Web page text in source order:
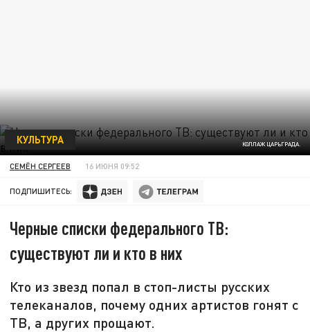
КОЛЛАЖ ЦАРЬГРАДА.
КУЛЬТУРА
СЕМЁН СЕРГЕЕВ 16 ИЮНЯ 09:52
ПОДПИШИТЕСЬ:
Черные списки федерального ТВ:
существуют ли и кто в них
Кто из звезд попал в стоп-листы русских
телеканалов, почему одних артистов гонят с
ТВ, а других прощают.